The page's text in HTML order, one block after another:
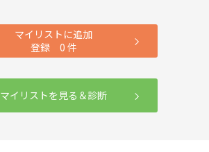
マイリストに追加
登録 0 件
マイリストを見る＆診断